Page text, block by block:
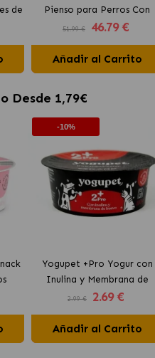
de
Pienso para Perros Con
Sobrepeso con Pavo
51.99 € 46.79 €
Añadir al Carrito
Desde 1,79€
-10%
Yogupet +Pro Yogur con
Inulina y Membrana de
Huevo para Perros y Gatos
2.99 € 2.69 €
Añadir al Carrito